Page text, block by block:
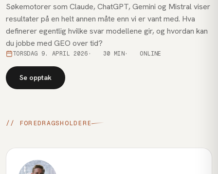
Søkemotorer som Claude, ChatGPT, Gemini og Mistral viser
resultater på en helt annen måte enn vi er vant med. Hva
definerer egentlig hvilke svar modellene gir, og hvordan kan
du jobbe med GEO over tid?
TORSDAG 9. APRIL 2026 30 MIN ONLINE
Se opptak
// FOREDRAGSHOLDERE